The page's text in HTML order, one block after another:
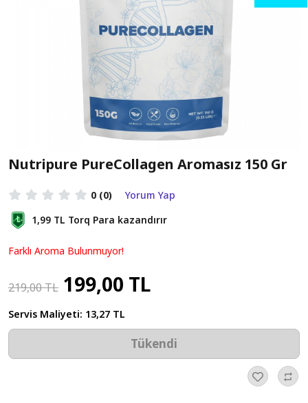
Nutripure PureCollagen Aromasız 150 Gr
0 (0)
Yorum Yap
1,99 TL Torq Para kazandırır
Farklı Aroma Bulunmuyor!
219,00 TL 199,00 TL
Servis Maliyeti: 13,27 TL
Tükendi